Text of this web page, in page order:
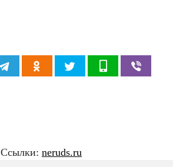
Ссылки: neruds.ru